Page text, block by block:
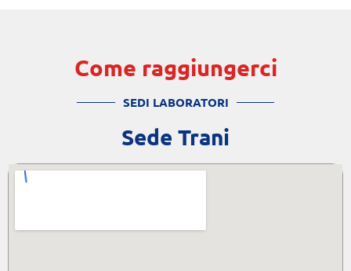
Come raggiungerci
SEDI LABORATORI
Sede Trani